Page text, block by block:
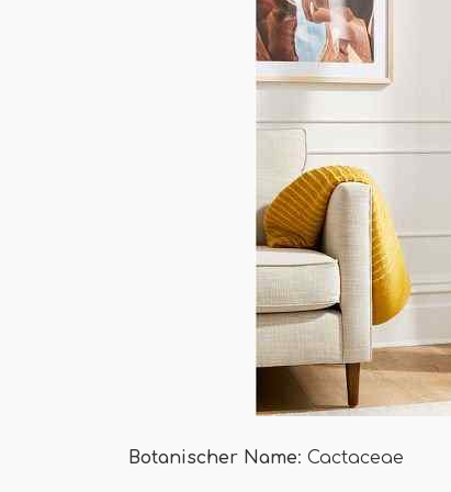
Botanischer Name: Cactaceae